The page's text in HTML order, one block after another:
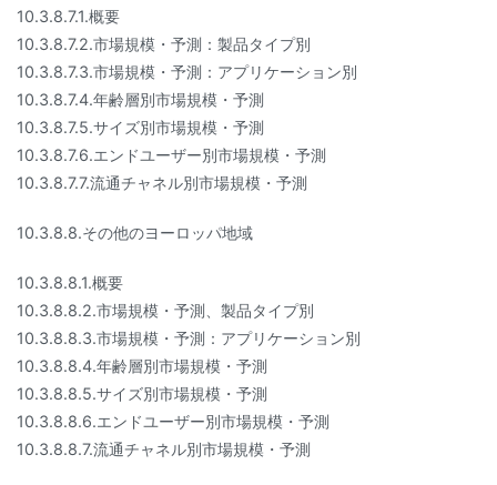
10.3.8.7.1.概要
10.3.8.7.2.市場規模・予測：製品タイプ別
10.3.8.7.3.市場規模・予測：アプリケーション別
10.3.8.7.4.年齢層別市場規模・予測
10.3.8.7.5.サイズ別市場規模・予測
10.3.8.7.6.エンドユーザー別市場規模・予測
10.3.8.7.7.流通チャネル別市場規模・予測
10.3.8.8.その他のヨーロッパ地域
10.3.8.8.1.概要
10.3.8.8.2.市場規模・予測、製品タイプ別
10.3.8.8.3.市場規模・予測：アプリケーション別
10.3.8.8.4.年齢層別市場規模・予測
10.3.8.8.5.サイズ別市場規模・予測
10.3.8.8.6.エンドユーザー別市場規模・予測
10.3.8.8.7.流通チャネル別市場規模・予測